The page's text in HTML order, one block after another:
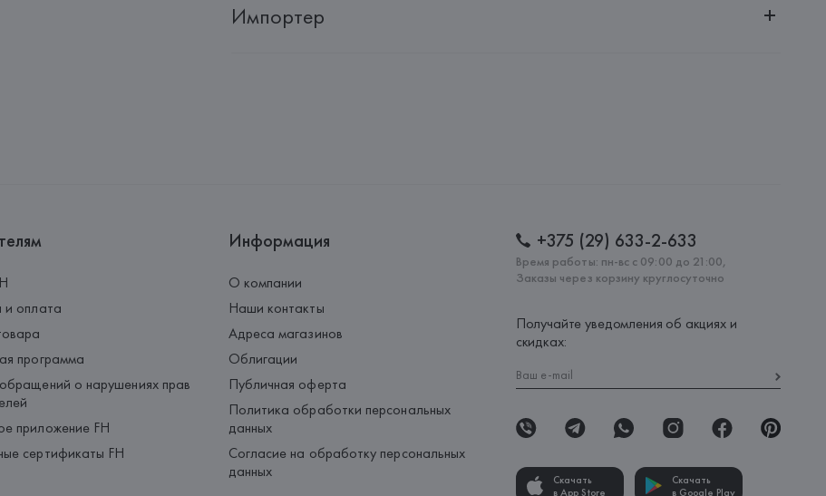
Импортер
и оплата
программа
о нарушениях прав
приложение FH
сертификаты FH
Информация
О компании
Наши контакты
Адреса магазинов
Облигации
Публичная оферта
Политика обработки персональных
данных
Согласие на обработку персональных
данных
+375 (29) 633-2-633
Время работы: пн-вс с 09:00 до 21:00,
Заказы через корзину круглосуточно
Получайте уведомления об акциях и
скидках:
Скачать
в App Store
Скачать
в Google Play